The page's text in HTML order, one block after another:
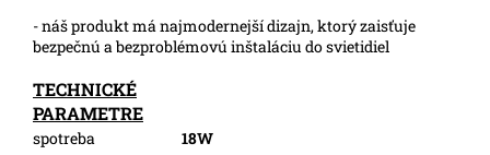
- náš produkt má najmodernejší dizajn, ktorý zaisťuje
bezpečnú a bezproblémovú inštaláciu do svietidiel
TECHNICKÉ
PARAMETRE
spotreba
18W